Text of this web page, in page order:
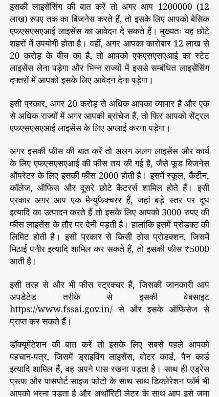
इसकी लाइसेंसिंग की बात करें तो अगर आप 1200000 (12
लाख) रुपए तक का बिजनेस करते हैं, तो इसके लिए आपको बेसिक
एफएसएसएआई लाइसेंस का आवेदन दे सकते हैं। मुख्यतः यह छोटे
शहरों में उपयोगी होता है। वहीं, अगर आपका कारोबार 12 लाख से
20 करोड़ के बीच का है, तो आपको एफएसएसएआई का स्टेट
लाइसेंस लेना पड़ेगा और भिन्न राज्यों में इससे सम्बंधित लाइसेंसिंग
दफ्तरों में आपको इसके लिए आवेदन देना पड़ेगा।
इसी प्रकार, अगर 20 करोड़ से अधिक आपका व्यापार है और एक
से अधिक राज्यों में अगर आपकी ब्रांचेज हैं, तो फिर आपको सेंट्रल
एफएसएसएआई लाइसेंस के लिए अप्लाई करना पड़ेगा।
अगर इसकी फीस की बात करें तो अलग-अलग लाइसेंस और कार्य
के लिए एफएसएसएआई की फीस तय की गई है, जैसे फूड बिजनेस
ऑपरेटर के लिए इसकी फीस 2000 होती है। इसमें स्कूल, कैंटीन,
कॉलेज, ऑफिस और दूसरे छोटे कैटरर्स शामिल होते हैं। इसी
प्रकार अगर आप एक मैन्युफैक्चरर हैं, जहां बड़े स्तर पर दूध
इत्यादि का उत्पादन करते हैं तो इसके लिए आपको 3000 रुपए की
फीस लाइसेंस के तौर पर देनी पड़ती है। हालांकि इसमें प्रोडक्ट की
लिमिट होती है। इसी प्रकार से किसी ठोस प्रोडक्शन, जिसमें
मिठाई पनीर इत्यादि शामिल कर सकते हैं, तो इसकी फीस ₹5000
आती है।
इसी तरह से और भी फीस स्ट्रक्चर हैं, जिसकी जानकारी आप
अपडेटेड तरीके से इसकी वेबसाइट
https://www.fssai.gov.in/ से और इसके ऑफिसेज से
प्राप्त कर सकते हैं।
डॉक्यूमेंटेशन की बात करें तो इसके लिए सबसे पहले आपको
पहचान-पत्र, जिसमें ड्राइविंग लाइसेंस, वोटर कार्ड, पैन कार्ड
इत्यादि शामिल हैं, वह अपने पास रखना पड़ता है। साथ ही एड्रेस
प्रूफ और पासपोर्ट साइज फोटो के साथ साथ डिक्लेरेशन फॉर्म भी
आपको भरना पड़ता है और अथॉरिटी लेटर के साथ आप इसे जमा